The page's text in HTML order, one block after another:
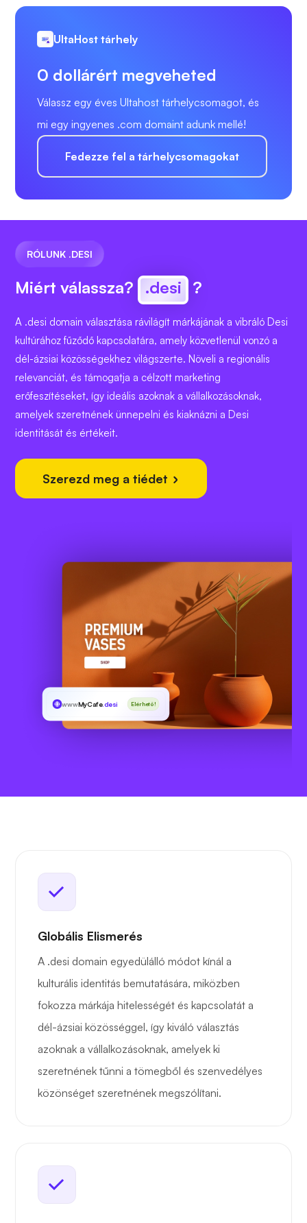
UltaHost tárhely
0 dollárért megveheted
Válassz egy éves Ultahost tárhelycsomagot, és
mi egy ingyenes .com domaint adunk mellé!
Fedezze fel a tárhelycsomagokat
RÓLUNK .DESI
Miért válassza? .desi ?
A .desi domain választása rávilágít márkájának a vibráló Desi
kultúrához fűződő kapcsolatára, amely közvetlenül vonzó a
dél-ázsiai közösségekhez világszerte. Növeli a regionális
relevanciát, és támogatja a célzott marketing
erőfeszítéseket, így ideális azoknak a vállalkozásoknak,
amelyek szeretnének ünnepelni és kiaknázni a Desi
identitását és értékeit.
Szerezd meg a tiédet
wwwMyCafe.desi Elérhető!
Globális Elismerés
A .desi domain egyedülálló módot kínál a
kulturális identitás bemutatására, miközben
fokozza márkája hitelességét és kapcsolatát a
dél-ázsiai közösséggel, így kiváló választás
azoknak a vállalkozásoknak, amelyek ki
szeretnének tűnni a tömegből és szenvedélyes
közönséget szeretnének megszólítani.